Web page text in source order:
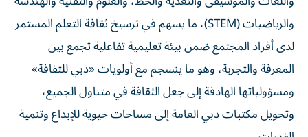
والرياضيات (STEM)، ما يسهم في ترسيخ ثقافة التعلم المستمر
لدى أفراد المجتمع ضمن بيئة تعليمية تفاعلية تجمع بين
المعرفة والتجربة، وهو ما ينسجم مع أولويات «دبي للثقافة»
ومسؤولياتها الهادفة إلى جعل الثقافة في متناول الجميع،
وتحويل مكتبات دبي العامة إلى مساحات حيوية للإبداع وتنمية
القدرات.